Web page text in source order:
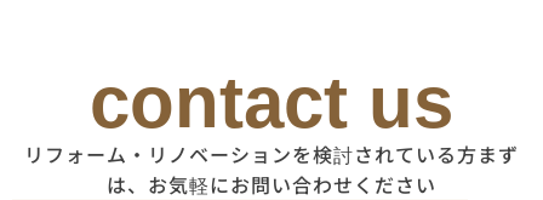
contact us
リフォーム・リノベーションを検討されている方まず
は、お気軽にお問い合わせください